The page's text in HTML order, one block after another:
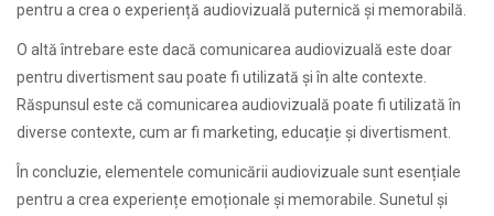
pentru a crea o experiență audiovizuală puternică și memorabilă.
O altă întrebare este dacă comunicarea audiovizuală este doar
pentru divertisment sau poate fi utilizată și în alte contexte.
Răspunsul este că comunicarea audiovizuală poate fi utilizată în
diverse contexte, cum ar fi marketing, educație și divertisment.
În concluzie, elementele comunicării audiovizuale sunt esențiale
pentru a crea experiențe emoționale și memorabile. Sunetul și